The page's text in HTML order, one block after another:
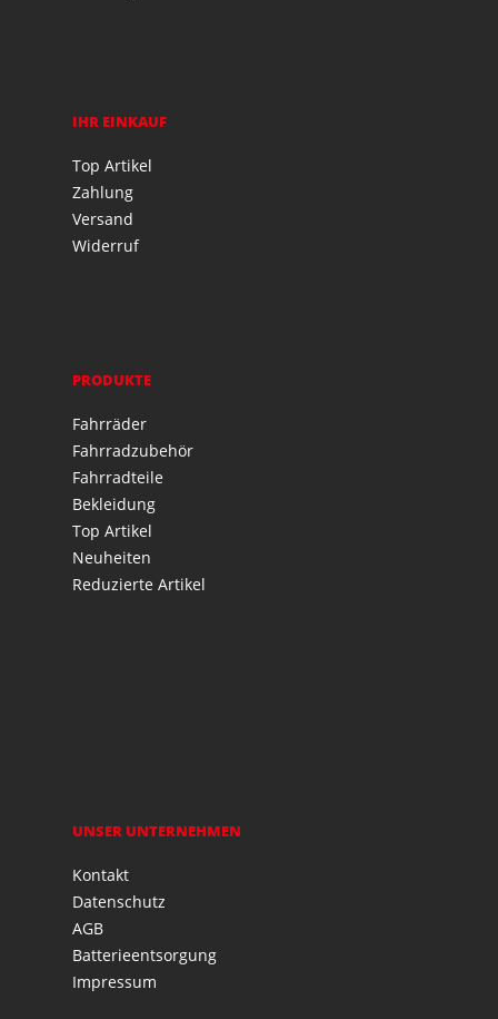
IHR EINKAUF
Top Artikel
Zahlung
Versand
Widerruf
PRODUKTE
Fahrräder
Fahrradzubehör
Fahrradteile
Bekleidung
Top Artikel
Neuheiten
Reduzierte Artikel
UNSER UNTERNEHMEN
Kontakt
Datenschutz
AGB
Batterieentsorgung
Impressum